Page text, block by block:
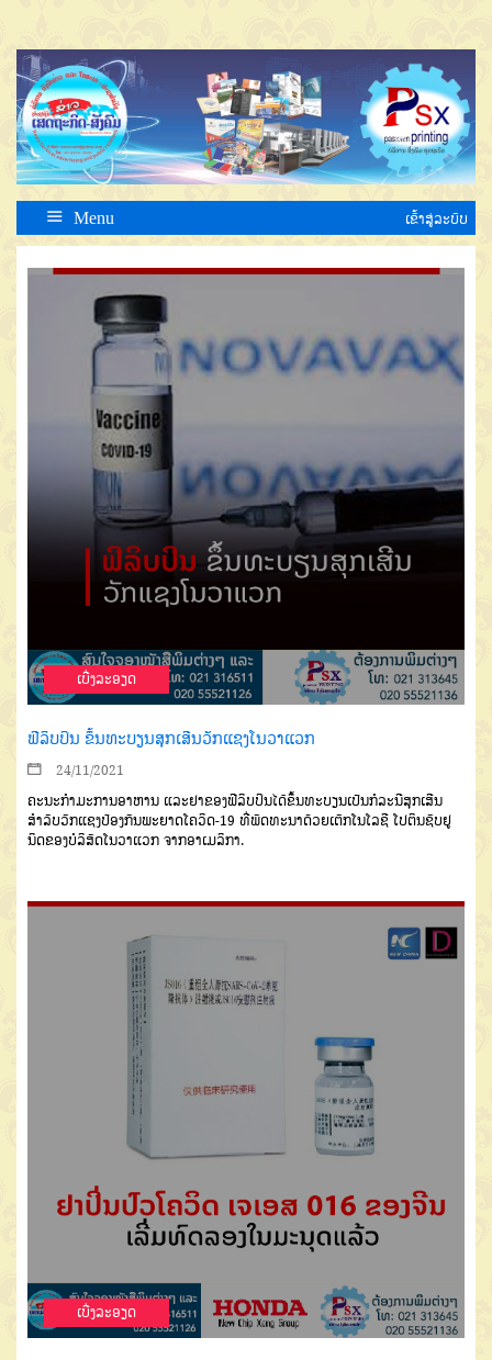
Menu ເຂົ້າສູ່ລະບົບ
ເບີ່ງລະອຽດ
ຟີລິບປິນ ຂຶ້ນທະບຽນສຸກເສີນວັກແຊງໂນວາແວກ
24/11/2021
ຄະນະກຳມະການອາຫານ ແລະຢາຂອງຟີລິບປິນໄດ້ຂຶ້ນທະບຽນເປັນກໍລະນີສຸກເສີນ
ສຳລັບວັກແຊງປ້ອງກັນພະຍາດໂຄວິດ-19 ທີ່ພັດທະນາດ້ວຍເຕັກໂນໂລຊີ ໂປຕິນຊັບຢູ
ນິດຂອງບໍລິສັດໂນວາແວກ ຈາກອາເມລິກາ.
ເບີ່ງລະອຽດ